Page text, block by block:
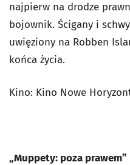
najpierw na drodze
bojownik. Ścigany i
uwięziony na Robben
końca życia.
Kino: Kino Nowe
„Muppety: poza prawem”